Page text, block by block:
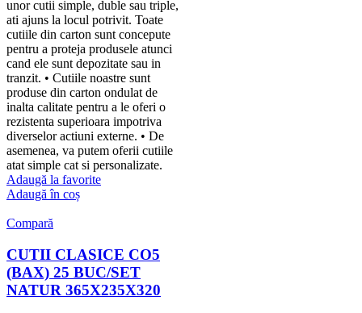
unor cutii simple, duble sau triple,
ati ajuns la locul potrivit. Toate
cutiile din carton sunt concepute
pentru a proteja produsele atunci
cand ele sunt depozitate sau in
tranzit. • Cutiile noastre sunt
produse din carton ondulat de
inalta calitate pentru a le oferi o
rezistenta superioara impotriva
diverselor actiuni externe. • De
asemenea, va putem oferii cutiile
atat simple cat si personalizate.
Adaugă la favorite
Adaugă în coș
Compară
CUTII CLASICE CO5
(BAX) 25 BUC/SET
NATUR 365X235X320